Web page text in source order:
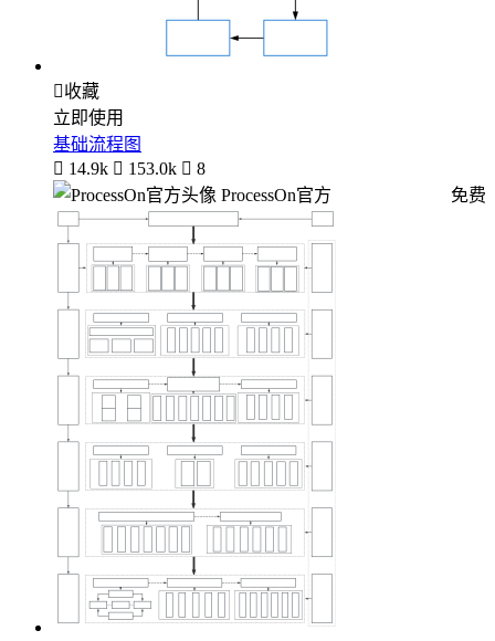
收藏
立即使用
基础流程图
 14.9k  153.0k  8
ProcessOn官方
免费